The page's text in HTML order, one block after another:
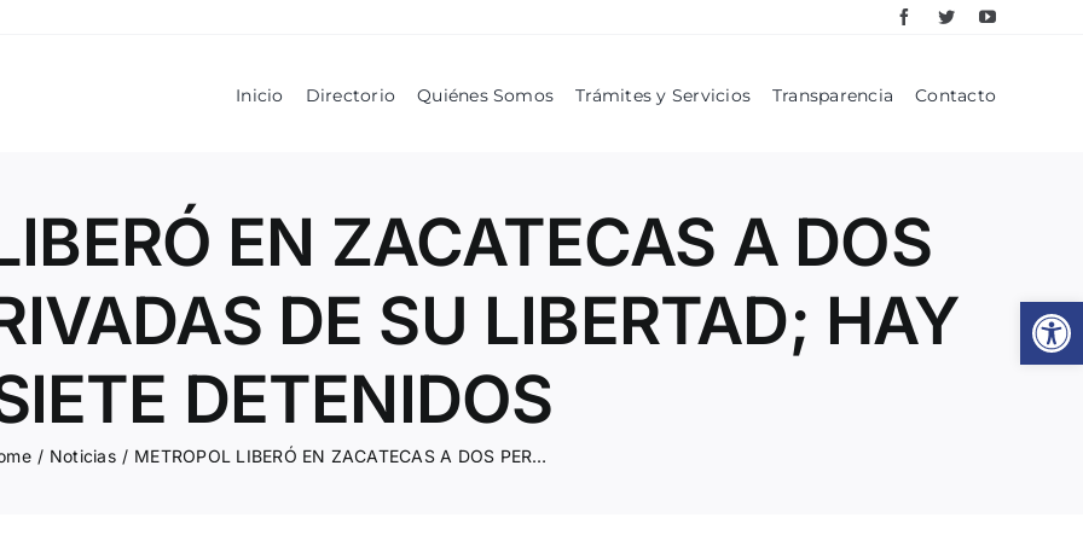
Abrir
Inicio Directorio Quiénes Somos Trámites y Servicios Transparencia Contacto
EN ZACATECAS A DOS
DE SU LIBERTAD; HAY
DETENIDOS
/ Noticias / METROPOL LIBERÓ EN ZACATECAS A DOS PERSONAS PRIVADAS DE SU LIBERTAD; HAY SIETE DETENIDOS